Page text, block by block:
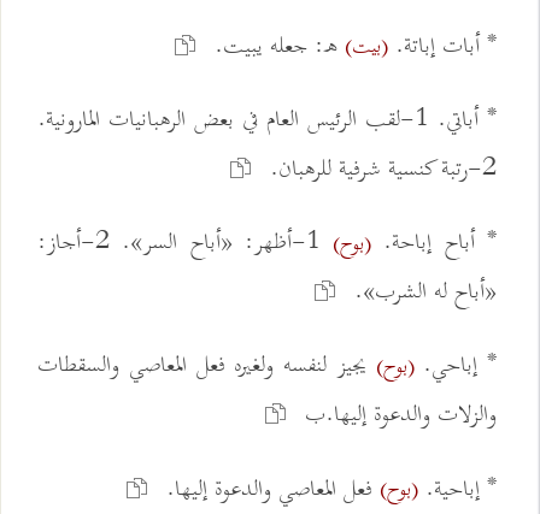
* أبات إباتة. (بيت)ه: جعله يبيت.
* أباتي. 1-لقب الرئيس العام في بعض الرهبانيات المارونية.
2-رتبة كنسية شرفية للرهبان.
* أباح إباحة. (بوح)
1-أظهر: «أباح السر». 2-أجاز:
«أباح له الشرب».
* إباحي.(بوح) يجيز لنفسه ولغيره فعل المعاصي والسقطات
والزلات والدعوة إليها.ب
* إباحية. (بوح) فعل المعاصي والدعوة إليها.